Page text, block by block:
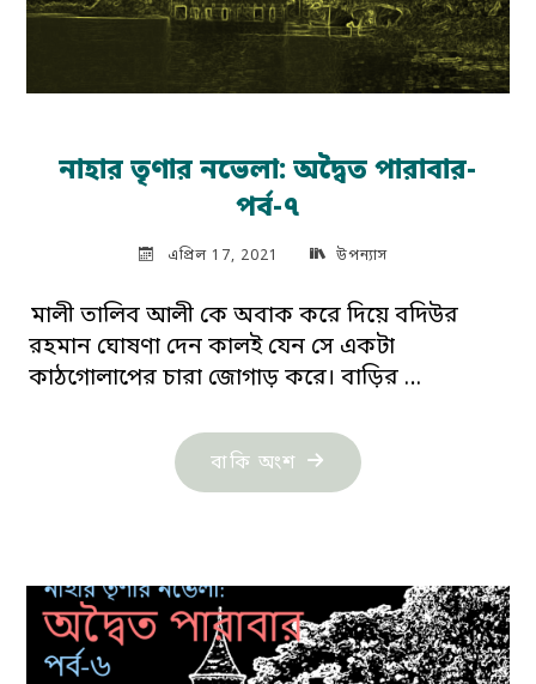
নাহার তৃণার নভেলা: অদ্বৈত পারাবার-
পর্ব-৭
এপ্রিল 17, 2021 উপন্যাস
মালী তালিব আলী কে অবাক করে দিয়ে বদিউর
রহমান ঘোষণা দেন কালই যেন সে একটা
কাঠগোলাপের চারা জোগাড় করে। বাড়ির …
বাকি অংশ "নাহার
তৃণার
পারাবার-
পর্ব-৭"